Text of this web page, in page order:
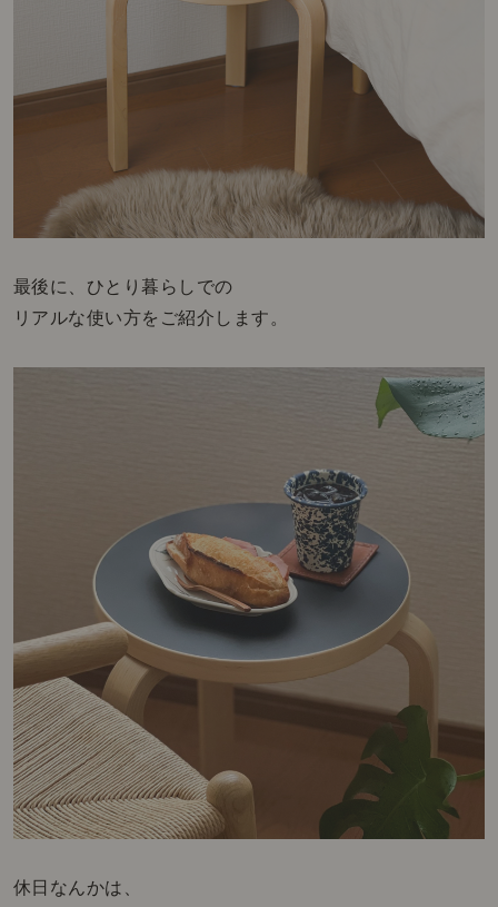
最後に、ひとり暮らしでの
リアルな使い方をご紹介します。
休日なんかは、